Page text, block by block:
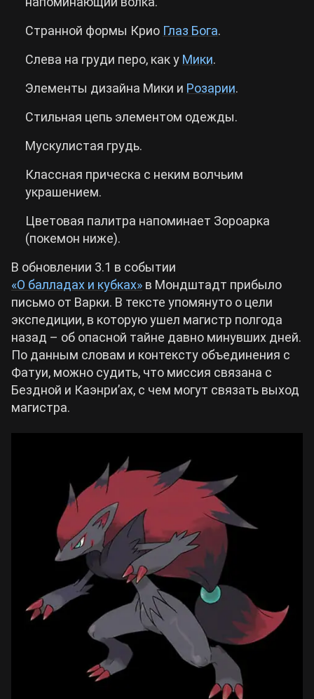
Странной формы Крио Глаз Бога.
Слева на груди перо, как у Мики.
Элементы дизайна Мики и Розарии.
Стильная цепь элементом одежды.
Мускулистая грудь.
Классная прическа с неким волчьим
украшением.
Цветовая палитра напоминает Зороарка
(покемон ниже).
В обновлении 3.1 в событии
«О балладах и кубках» в Мондштадт прибыло
письмо от Варки. В тексте упомянуто о цели
экспедиции, в которую ушел магистр полгода
назад – об опасной тайне давно минувших дней.
По данным словам и контексту объединения с
Фатуи, можно судить, что миссия связана с
Бездной и Каэнри’ах, с чем могут связать выход
магистра.